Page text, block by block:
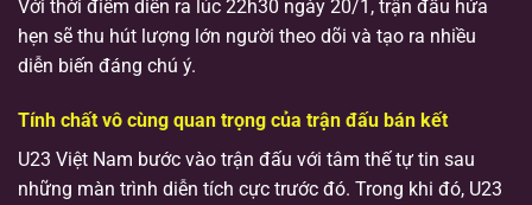
Với thời điểm diễn ra lúc 22h30 ngày 20/1, trận đấu hứa
hẹn sẽ thu hút lượng lớn người theo dõi và tạo ra nhiều
diễn biến đáng chú ý.
Tính chất vô cùng quan trọng của trận đấu bán kết
U23 Việt Nam bước vào trận đấu với tâm thế tự tin sau
những màn trình diễn tích cực trước đó. Trong khi đó, U23